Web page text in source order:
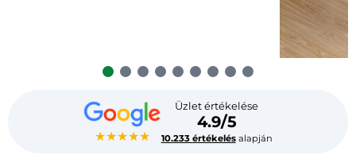
★★★★★
Üzlet értékelése
4.9/5
10.233 értékelésalapján